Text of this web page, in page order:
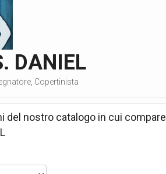
DANIEL
Copertinista
del nostro catalogo in cui compare